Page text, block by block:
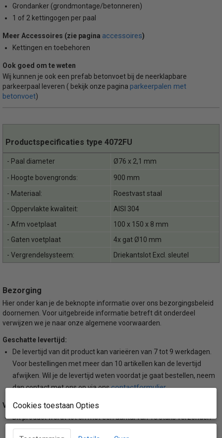
Grondanker (grondmontage/betonneren)
1 of 2 kettingogen per paal
Meer Accessoires (zie pagina accessoires)
Kettingen en toebehoren
Ook goed om te weten
Wij kunnen je ook een prefab betonvoet bij de neerklapbare
parkeerpaal leveren ( bekijk onze pagina parkeerpalen met
betonvoet)
Productspecificaties type 4072FU
- Paal diameter Ø76 x 2,1 mm
- Hoogte bovengronds:
900 mm
- Materiaal:
Roestvast staal
- Oppervlakte kwaliteit:
AISI 304
- Afm voetplaat
100 x 150 x 8 mm
- Gaten voetplaat
4x gat Ø10 mm
- Vergrendelsysteem:
Driekantslot Excl. sleutel
Bezorging
Hier onder kan je de beknopte informatie over ons bezorgingsbeleid
doornemen. Voor uitgebreide informatie betreft dit onderdeel
verwijzen we je naar onze algemene voorwaarden.
Geschatte levertijd:
De levertijd van dit product kan varieëren van 7 tot 9 werkdagen.
Voor bestellingen met meer dan 10 artikellen kan de levertijd
afwijken. Wil je de levertijd weten voordat je gaat bestellen, neem
dan contact met ons op via onscontactformulier.
Verzendmethode:
Dit product wordt tot en met een aantal van 10 stuks verzonden
per DPD koerriersdiensten. Voor bestellingen met meer dan 10
Cookies toestaan Opties